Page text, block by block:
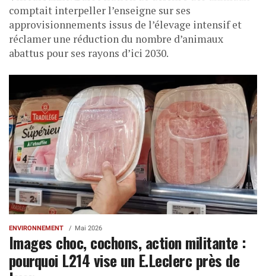
comptait interpeller l’enseigne sur ses
approvisionnements issus de l’élevage intensif et
réclamer une réduction du nombre d’animaux
abattus pour ses rayons d’ici 2030.
ENVIRONNEMENT Mai 2026
Images choc, cochons, action militante :
pourquoi L214 vise un E.Leclerc près de